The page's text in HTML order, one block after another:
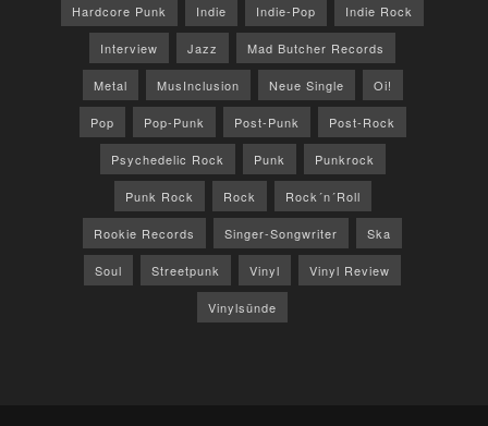
Hardcore Punk Indie Indie-Pop Indie Rock
Interview Jazz Mad Butcher Records
Metal MusInclusion Neue Single Oi!
Pop Pop-Punk Post-Punk Post-Rock
Psychedelic Rock Punk Punkrock
Punk Rock Rock Rock´n´Roll
Rookie Records Singer-Songwriter Ska
Soul Streetpunk Vinyl Vinyl Review
Vinylsünde